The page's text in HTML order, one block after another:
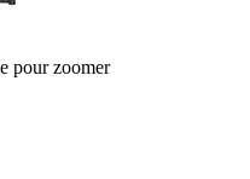
pour zoomer